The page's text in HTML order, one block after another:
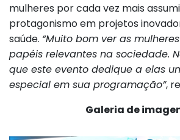
mulheres por cada vez mais
protagonismo em projetos
saúde. “Muito bom ver as
papéis relevantes na sociedade.
que este evento dedique a elas
especial em sua programação”,
Galeria de